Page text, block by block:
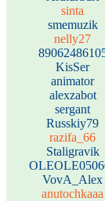
sinta
smemuzik
nelly27
KisSer
animator
alexzabot
sergant
Russkiy79
razifa_66
Staligravik
VovA_Alex
anutochkaaa